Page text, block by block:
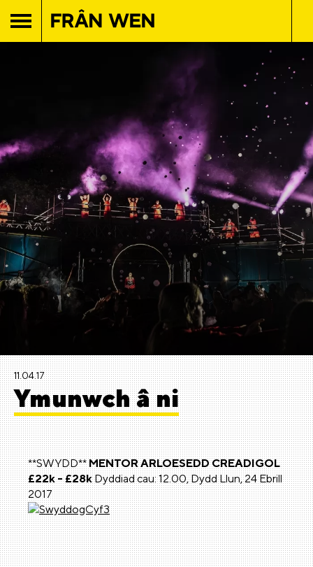
11.04.17
Ymunwch â ni
**SWYDD**MENTOR ARLOESEDD CREADIGOL
£22k - £28kDyddiad cau: 12.00, Dydd Llun, 24 Ebrill
2017